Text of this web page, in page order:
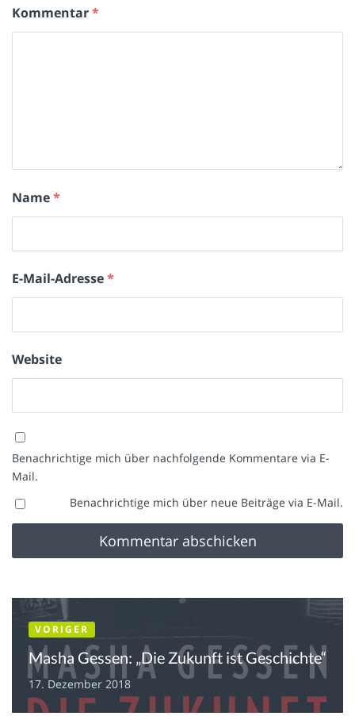
Kommentar*
Name*
E-Mail-Adresse*
Website
Benachrichtige mich über nachfolgende Kommentare via E-
Mail.
Benachrichtige mich über neue Beiträge via E-Mail.
VORIGER
Masha Gessen: „Die Zukunft ist Geschichte“
17. Dezember 2018